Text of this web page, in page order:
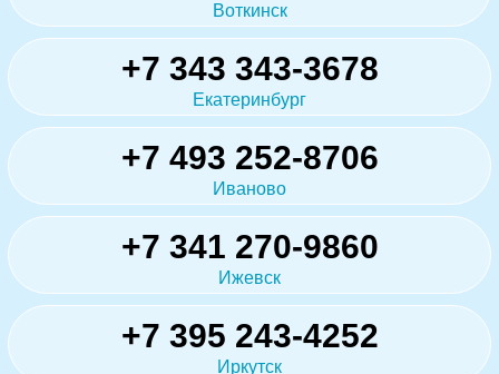
Воткинск
+7 343 343-3678
Екатеринбург
+7 493 252-8706
Иваново
+7 341 270-9860
Ижевск
+7 395 243-4252
Иркутск